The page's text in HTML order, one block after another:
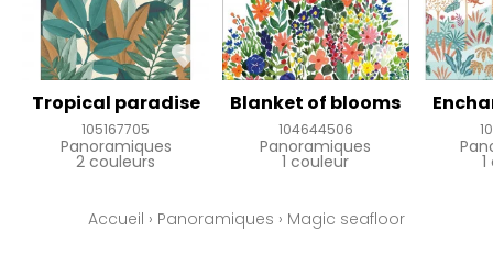
Tropical paradise
105167705
Panoramiques
2 couleurs
Blanket of blooms
104644506
Panoramiques
1 couleur
Accueil › Panoramiques › Magic seafloor